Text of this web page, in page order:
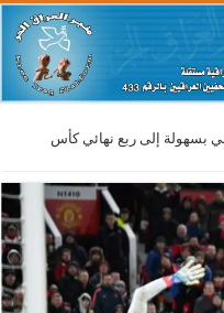
بسهولة إلى ربع نهائي كأس